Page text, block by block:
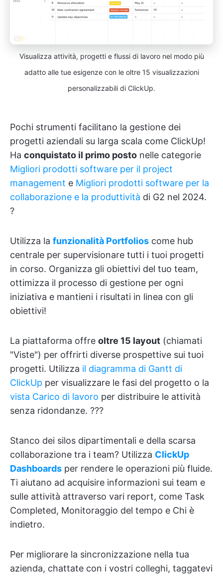
Visualizza attività, progetti e flussi di lavoro nel modo più
adatto alle tue esigenze con le oltre 15 visualizzazioni
personalizzabili di ClickUp.
Pochi strumenti facilitano la gestione dei
progetti aziendali su larga scala come ClickUp!
Ha conquistato il primo posto nelle categorie
Migliori prodotti software per il project
management e Migliori prodotti software per la
collaborazione e la produttività di G2 nel 2024.
?
Utilizza la funzionalità Portfolios come hub
centrale per supervisionare tutti i tuoi progetti
in corso. Organizza gli obiettivi del tuo team,
ottimizza il processo di gestione per ogni
iniziativa e mantieni i risultati in linea con gli
obiettivi!
La piattaforma offre oltre 15 layout (chiamati
"Viste") per offrirti diverse prospettive sui tuoi
progetti. Utilizza il diagramma di Gantt di
ClickUp per visualizzare le fasi del progetto o la
vista Carico di lavoro per distribuire le attività
senza ridondanze. ?‍?‍?
Stanco dei silos dipartimentali e della scarsa
collaborazione tra i team? Utilizza ClickUp
Dashboards per rendere le operazioni più fluide.
Ti aiutano ad acquisire informazioni sui team e
sulle attività attraverso vari report, come Task
Completed, Monitoraggio del tempo e Chi è
indietro.
Per migliorare la sincronizzazione nella tua
azienda, chattate con i vostri colleghi, taggatevi